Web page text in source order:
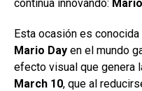
continúa innovando: Mario
Esta ocasión es
Mario Day en el mundo
efecto visual que genera
March 10, que al